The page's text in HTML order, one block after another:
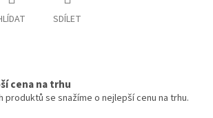
SDÍLET
cena na trhu
produktů se snažíme o nejlepší cenu na trhu.